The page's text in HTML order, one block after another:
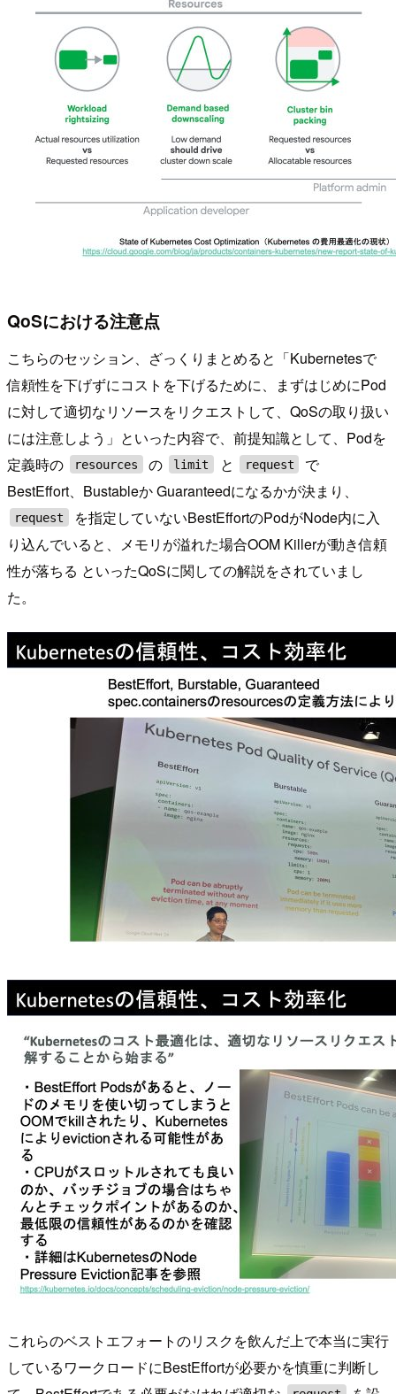
QoSにおける注意点
こちらのセッション、ざっくりまとめると「Kubernetesで
信頼性を下げずにコストを下げるために、まずはじめにPod
に対して適切なリソースをリクエストして、QoSの取り扱い
には注意しよう」といった内容で、前提知識として、Podを
定義時の
resources の limit と request
で
BestEffort、Bustableか Guaranteedになるかが決まり、
request
を指定していないBestEffortのPodがNode内に入
り込んでいると、メモリが溢れた場合OOM Killerが動き信頼
性が落ちる といったQoSに関しての解説をされていまし
た。
これらのベストエフォートのリスクを飲んだ上で本当に実行
しているワークロードにBestEffortが必要かを慎重に判断し